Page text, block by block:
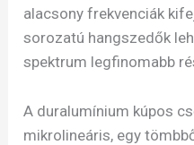
alacsony frekvenciák
sorozatú hangszedők
spektrum legfinomabb
A duralumínium kúpos
mikrolineáris, egy